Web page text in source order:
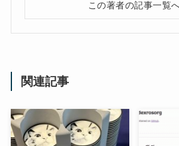
この著者の記事一覧
関連記事